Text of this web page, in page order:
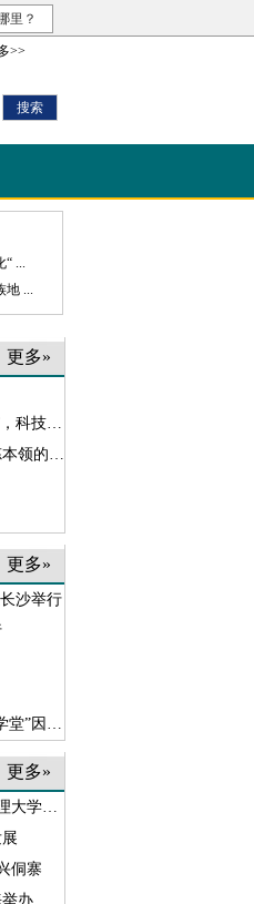
里？
>>
“ ...
地 ...
更多»
“助农”
的主场
更多»
沙举行
发温暖
更多»
劲跃升
侗寨
办